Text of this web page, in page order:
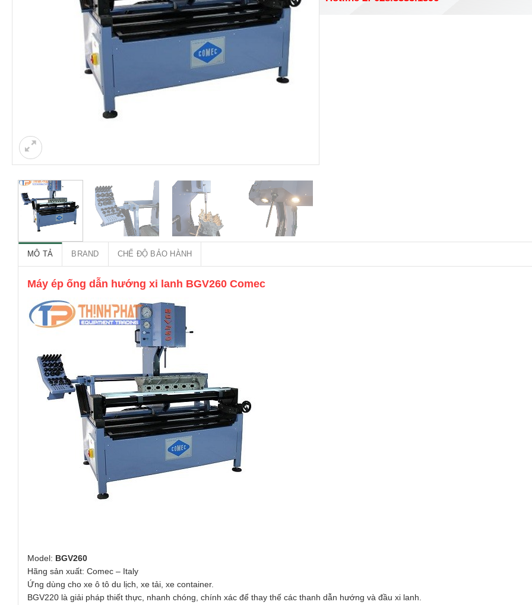
MÔ TẢ BRAND CHẾ ĐỘ BẢO HÀNH
Máy ép ống dẫn hướng xi lanh BGV260 Comec
Model: BGV260
Hãng sản xuất: Comec – Italy
Ứng dùng cho xe ô tô du lịch, xe tải, xe container.
BGV220 là giải pháp thiết thực, nhanh chóng, chính xác để thay thế các thanh dẫn hướng và đầu xi lanh.